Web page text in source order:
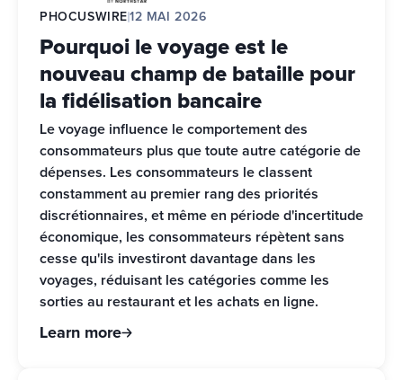
PHOCUSWIRE 12 MAI 2026
Pourquoi le voyage est le
nouveau champ de bataille pour
la fidélisation bancaire
Le voyage influence le comportement des
consommateurs plus que toute autre catégorie de
dépenses. Les consommateurs le classent
constamment au premier rang des priorités
discrétionnaires, et même en période d'incertitude
économique, les consommateurs répètent sans
cesse qu'ils investiront davantage dans les
voyages, réduisant les catégories comme les
sorties au restaurant et les achats en ligne.
Learn more